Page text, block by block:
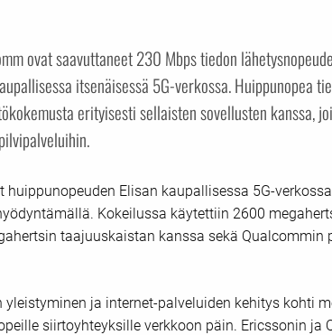
ovat saavuttaneet 230 Mbps tiedon
itsenäisessä 5G-verkossa. Huippunopea
erityisesti sellaisten sovellusten kanssa,
huippunopeuden Elisan kaupallisessa 5G-
Kokeilussa käytettiin 2600
taajuuskaistan kanssa sekä Qualcommin
yleistyminen ja internet-palveluiden kehitys kohti
siirtoyhteyksille verkkoon päin. Ericssonin ja